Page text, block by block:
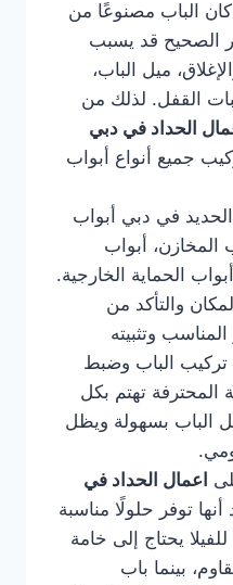
الباب مصنوعًا من
الصحيح قد يسبب
ميل الباب،
القفل. لذلك من
الحداد في دبي
جميع أنواع أبواب
في دبي أبواب
المخازن، أبواب
الحماية الخارجية.
والتأكد من
وتثبيته
تركيب الباب وضبط
المحترفة تهتم بكل
الباب بسهولة ويظل
اعمال الحداد في
توفر حلولًا مناسبة
يحتاج إلى خامة
بينما باب